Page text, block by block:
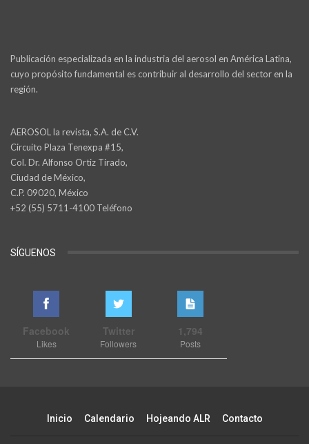
Publicación especializada en la industria del aerosol en América Latina,
cuyo propósito fundamental es contribuir al desarrollo del sector en la
región.
AEROSOL la revista, S.A. de C.V.
Circuito Plaza Tenexpa #15,
Col. Dr. Alfonso Ortiz Tirado,
Ciudad de México,
C.P. 09020, México
+52 (55) 5711-4100 Teléfono
SÍGUENOS
Facebook
Likes
Twitter
Followers
1,794
Posts
Inicio Calendario Hojeando ALR Contacto